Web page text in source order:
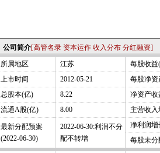
公司简介[高管名录 资本运作 收入分布 分红融资]
所属地区
江苏
每股收益
上市时间
2012-05-21
每股净资
总股本(亿)
8.22
净资产收
流通A股(亿)
8.00 主营收入
最新分配预案
(2022-06-30)
2022-06-30:利润不分
配不转增
净利润增
每股未分